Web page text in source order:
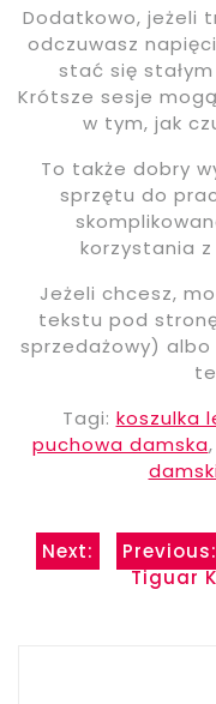
Dodatkowo, jeżeli
odczuwasz
stać się
Krótsze sesje
w tym, jak
To także dobry
sprzętu do
korzystania
Jeżeli chcesz,
tekstu pod
sprzedażowy)
Tagi: koszulka
puchowa damska,
Previous:
Next:
Tiguar